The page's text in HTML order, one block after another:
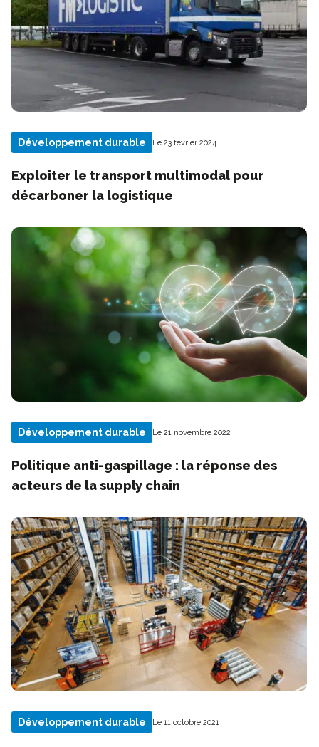
Développement durable Le 23 février 2024
Exploiter le transport multimodal pour
décarboner la logistique
Développement durable Le 21 novembre 2022
Politique anti-gaspillage : la réponse des
acteurs de la supply chain
Développement durable Le 11 octobre 2021